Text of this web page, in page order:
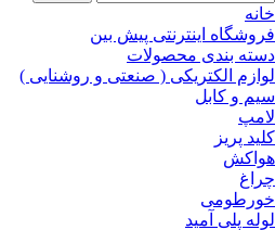
خانه
فروشگاه اینترنتی پیش بین
دسته بندی محصولات
لوازم الکتریکی ( صنعتی و روشنایی )
سیم و کابل
لامپ
کلید پریز
هواکش
چراغ
خورطومی
لوله پلی آمید